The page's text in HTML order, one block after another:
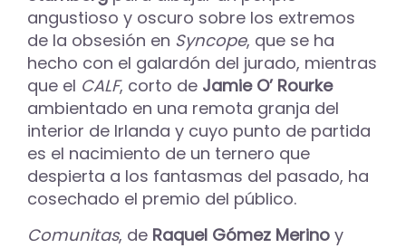
angustioso y oscuro sobre los extremos
de la obsesión en Syncope, que se ha
hecho con el galardón del jurado, mientras
que el CALF, corto de Jamie O’ Rourke
ambientado en una remota granja del
interior de Irlanda y cuyo punto de partida
es el nacimiento de un ternero que
despierta a los fantasmas del pasado, ha
cosechado el premio del público.
Comunitas, de Raquel Gómez Merino y